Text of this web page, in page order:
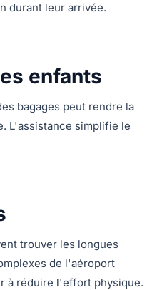
durant leur arrivée.
enfants
bagages peut rendre la
L'assistance simplifie le
trouver les longues
de l'aéroport
à réduire l'effort physique.